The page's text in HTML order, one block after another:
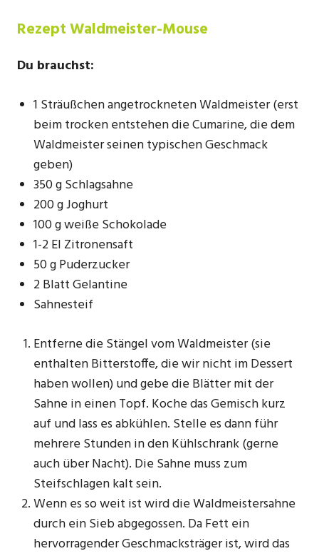
Rezept Waldmeister-Mouse
Du brauchst:
1 Sträußchen angetrockneten Waldmeister (erst
beim trocken entstehen die Cumarine, die dem
Waldmeister seinen typischen Geschmack
geben)
350 g Schlagsahne
200 g Joghurt
100 g weiße Schokolade
1-2 El Zitronensaft
50 g Puderzucker
2 Blatt Gelantine
Sahnesteif
Entferne die Stängel vom Waldmeister (sie
enthalten Bitterstoffe, die wir nicht im Dessert
haben wollen) und gebe die Blätter mit der
Sahne in einen Topf. Koche das Gemisch kurz
auf und lass es abkühlen. Stelle es dann führ
mehrere Stunden in den Kühlschrank (gerne
auch über Nacht). Die Sahne muss zum
Steifschlagen kalt sein.
Wenn es so weit ist wird die Waldmeistersahne
durch ein Sieb abgegossen. Da Fett ein
hervorragender Geschmacksträger ist, wird das